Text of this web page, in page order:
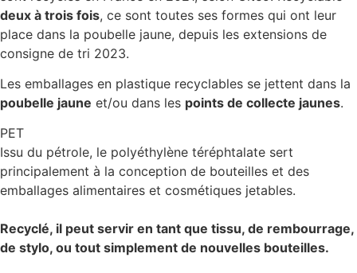
deux à trois fois, ce sont toutes ses formes qui ont leur
place dans la poubelle jaune, depuis les extensions de
consigne de tri 2023.
Les emballages en plastique recyclables se jettent dans la
poubelle jaune et/ou dans les points de collecte jaunes.
PET
Issu du pétrole, le polyéthylène téréphtalate sert
principalement à la conception de bouteilles et des
emballages alimentaires et cosmétiques jetables.
Recyclé, il peut servir en tant que tissu, de rembourrage,
de stylo, ou tout simplement de nouvelles bouteilles.